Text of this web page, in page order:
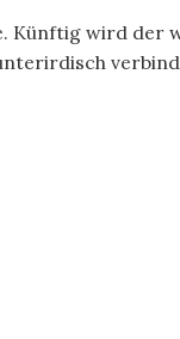
Künftig wird der